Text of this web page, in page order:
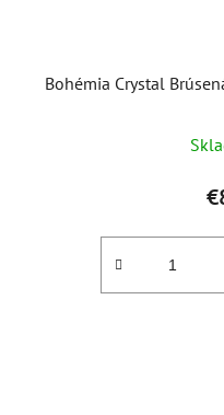
Bohémia Crystal